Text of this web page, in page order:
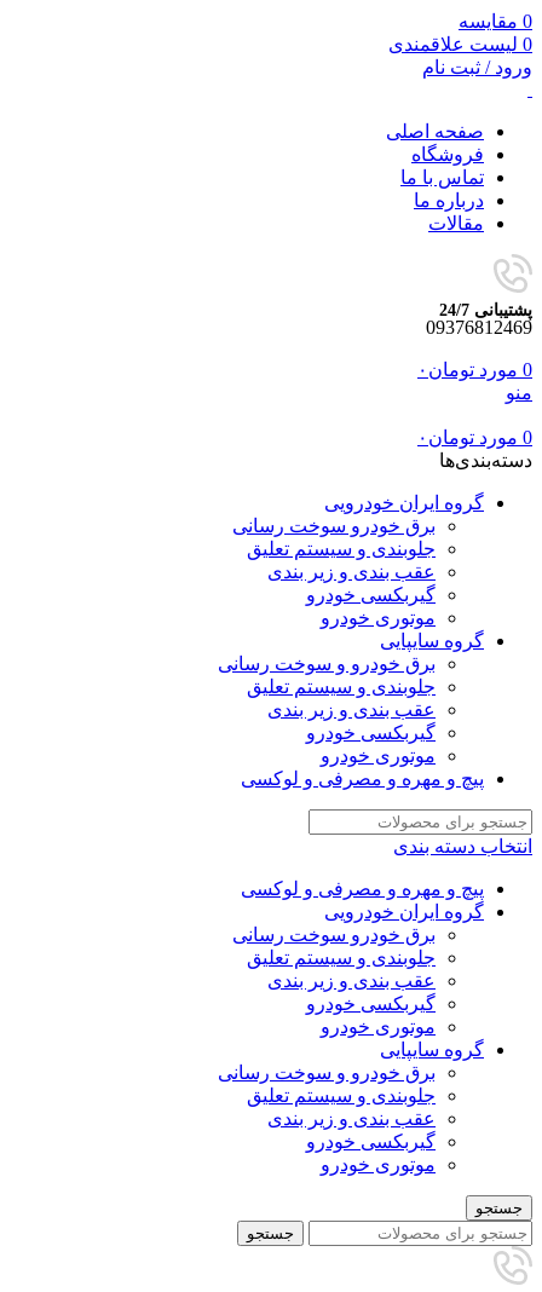
0 مقایسه
0 لیست علاقمندی
ورود / ثبت نام
صفحه اصلی
فروشگاه
تماس با ما
درباره ما
مقالات
پشتیبانی 24/7
09376812469
0 مورد تومان ۰
منو
0 مورد تومان ۰
دسته‌بندی‌ها
گروه ایران خودرویی
برق خودرو سوخت رسانی
جلوبندی و سیستم تعلیق
عقب بندی و زیر بندی
گیربکسی خودرو
موتوری خودرو
گروه سایپایی
برق خودرو و سوخت رسانی
جلوبندی و سیستم تعلیق
عقب بندی و زیر بندی
گیربکسی خودرو
موتوری خودرو
پیچ و مهره و مصرفی و لوکسی
انتخاب دسته بندی
پیچ و مهره و مصرفی و لوکسی
گروه ایران خودرویی
برق خودرو سوخت رسانی
جلوبندی و سیستم تعلیق
عقب بندی و زیر بندی
گیربکسی خودرو
موتوری خودرو
گروه سایپایی
برق خودرو و سوخت رسانی
جلوبندی و سیستم تعلیق
عقب بندی و زیر بندی
گیربکسی خودرو
موتوری خودرو
جستجو
جستجو